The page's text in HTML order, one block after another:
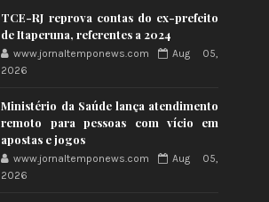
TCE-RJ reprova contas do ex-prefeito
de Itaperuna, referentes a 2024
www.jornaltemponews.com
Aug 05,
2026
Ministério da Saúde lança atendimento
remoto para pessoas com vício em
apostas e jogos
www.jornaltemponews.com
Aug 05,
2026